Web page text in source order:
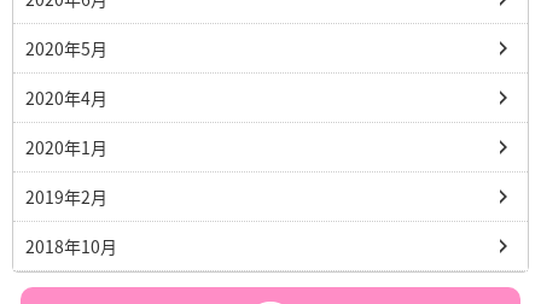
2020年5月
2020年4月
2020年1月
2019年2月
2018年10月